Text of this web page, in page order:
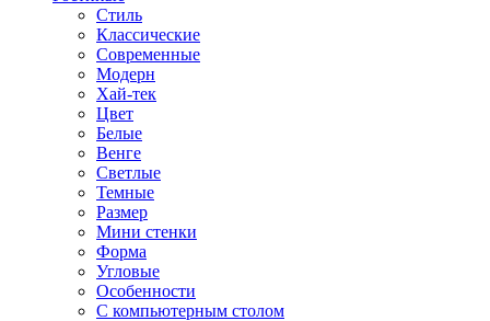
Стиль
Классические
Современные
Модерн
Хай-тек
Цвет
Белые
Венге
Светлые
Темные
Размер
Мини стенки
Форма
Угловые
Особенности
С компьютерным столом